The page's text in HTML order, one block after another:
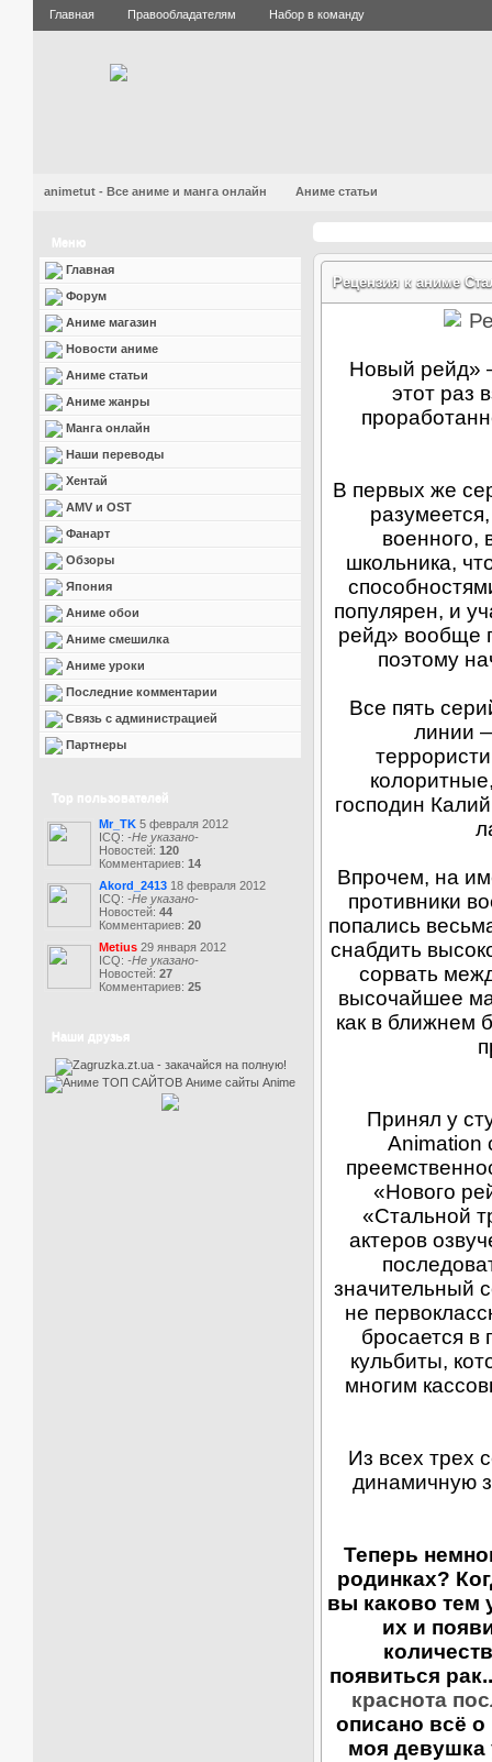
Главная Правообладателям Набор в команду
animetut - Все аниме и манга онлайн Аниме статьи
Меню
Главная
Форум
Аниме магазин
Новости аниме
Аниме статьи
Аниме жанры
Манга онлайн
Наши переводы
Хентай
AMV и OST
Фанарт
Обзоры
Япония
Аниме обои
Аниме смешилка
Аниме уроки
Последние комментарии
Связь с администрацией
Партнеры
Top пользователей
Mr_TK 5 февраля 2012
ICQ: -Не указано-
Новостей: 120
Комментариев: 14
Akord_2413 18 февраля 2012
ICQ: -Не указано-
Новостей: 44
Комментариев: 20
Metius 29 января 2012
ICQ: -Не указано-
Новостей: 27
Комментариев: 25
Наши друзья
Рецензия к аниме
Новый рейд»
этот раз
В первых же
военного,
школьника,
популярен, и
рейд» вообще
поэтому
Все пять
линии
господин
Впрочем, на
противники
попались
снабдить
сорвать
высочайшее
как в ближнем
Принял у
Animation
«Нового
«Стальной
актеров
значительный
не
бросается в
кульбиты,
многим
Из всех трех
динамичную
Теперь
родинках?
вы каково тем
их и
появиться
краснота
описано всё о
моя девушка